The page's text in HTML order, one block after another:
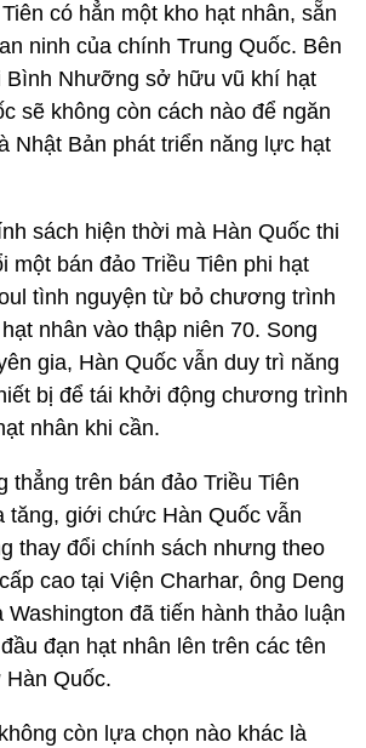
có hẳn một kho hạt nhân, sẵn
ninh của chính Trung Quốc. Bên
Bình Nhưỡng sở hữu vũ khí hạt
sẽ không còn cách nào để ngăn
Nhật Bản phát triển năng lực hạt
sách hiện thời mà Hàn Quốc thi
một bán đảo Triều Tiên phi hạt
tình nguyện từ bỏ chương trình
nhân vào thập niên 70. Song
gia, Hàn Quốc vẫn duy trì năng
bị để tái khởi động chương trình
nhân khi cần.
thẳng trên bán đảo Triều Tiên
tăng, giới chức Hàn Quốc vẫn
thay đổi chính sách nhưng theo
cao tại Viện Charhar, ông Deng
Washington đã tiến hành thảo luận
đạn hạt nhân lên trên các tên
Hàn Quốc.
còn lựa chọn nào khác là